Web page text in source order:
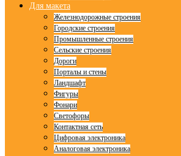
Для макета
Железнодорожные строения
Городские строения
Промышленные строения
Сельские строения
Дороги
Порталы и стены
Ландшафт
Фигуры
Фонари
Светофоры
Контактная сеть
Цифровая электроника
Аналоговая электроника